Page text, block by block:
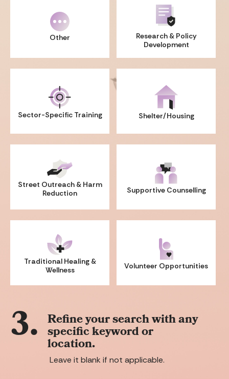
Other Research & Policy
Development
Sector-SpecificTraining Shelter/Housing
Street Outreach &Harm
Reduction
Supportive Counselling
Traditional Healing &
Wellness
Volunteer Opportunities
3.
Refine your search with any
specific keyword or
location.
Leave it blank if not applicable.